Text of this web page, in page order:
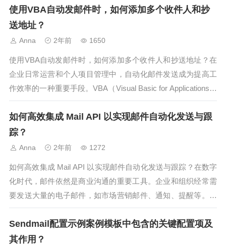
取一系列措施来保障信息的安全性。以下是一些关键方面，帮
助你在C#编程中确保邮件内...
使用VBA自动发邮件时，如何添加多个收件人和抄
送地址？
Anna 2年前 1650
使用VBA自动发邮件时，如何添加多个收件人和抄送地址？在
企业日常运营和个人项目管理中，自动化邮件发送成为提高工
作效率的一种重要手段。VBA（Visual Basic for Applications）
作为一种强大的编程工具，广泛应用于Microsoft Office应用程
序中，以帮助用户实现自动化任...
如何高效集成 Mail API 以实现邮件自动化发送与跟
踪？
Anna 2年前 1272
如何高效集成 Mail API 以实现邮件自动化发送与跟踪？在数字
化时代，邮件依然是商业沟通的重要工具。企业和组织经常需
要发送大量的电子邮件，如市场营销邮件、通知、提醒等。为
了提高效率并确保邮件的及时发送和跟踪，集成 Mail API 是一
种非常有效的解决方案。本文将探讨如何高效集成 Mail AP...
Sendmail配置示例案例模板中包含的关键配置项及
其作用？